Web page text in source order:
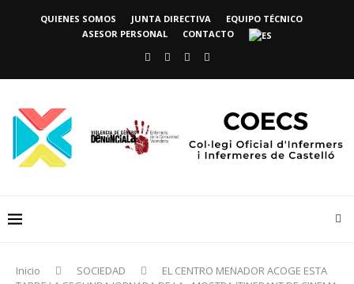
QUIENES SOMOS JUNTA DIRECTIVA
EQUIPO TÉCNICO
ASESOR PERSONAL
CONTACTO
Inicio SOCIEDAD
EL CENTRO MENADOR ACOGE ESTA